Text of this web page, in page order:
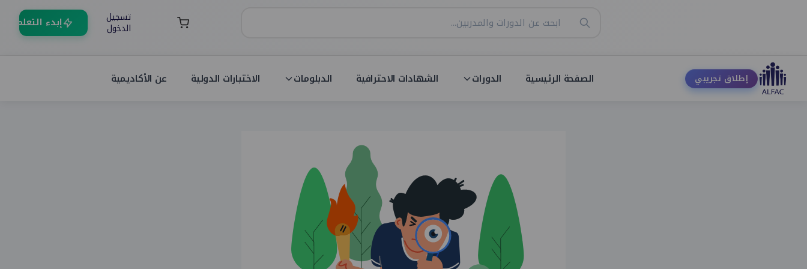
تسجيل
الدخول إبدء التعلم
إطلاق تجريبي الصفحة الرئيسية الدورات الشهادات الاحترافية الدبلومات الاختبارات الدولية عن الأكاديمية